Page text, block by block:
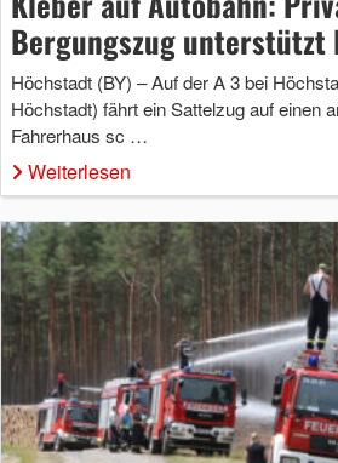
Bergungszug unterstützt
Höchstadt (BY) – Auf der A 3 bei
Höchstadt) fährt ein Sattelzug auf einen
Fahrerhaus sc …
Weiterlesen